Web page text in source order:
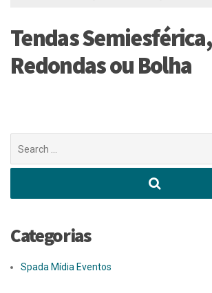
Tendas Semiesférica,
Redondas ou Bolha
por:
Categorias
Spada Mídia Eventos